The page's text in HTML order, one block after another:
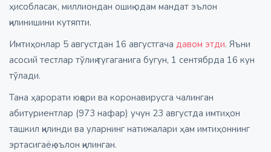
ҳисобласак, миллиондан ошиқ одам мандат эълон
қилинишини кутяпти.
Имтиҳонлар 5 августдан 16 августгача давом этди. Яъни
асосий тестлар тўлиқ тугаганига бугун, 1 сентябрда 16 кун
тўлади.
Тана ҳарорати юқори ва коронавирусга чалинган
абитуриентлар (973 нафар) учун 23 августда имтиҳон
ташкил қилинди ва уларнинг натижалари ҳам имтиҳоннинг
эртасигаёқ эълон қилинган.